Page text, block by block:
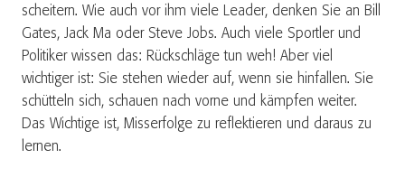
scheitern. Wie auch vor ihm viele Leader, denken Sie an Bill
Gates, Jack Ma oder Steve Jobs. Auch viele Sportler und
Politiker wissen das: Rückschläge tun weh! Aber viel
wichtiger ist: Sie stehen wieder auf, wenn sie hinfallen. Sie
schütteln sich, schauen nach vorne und kämpfen weiter.
Das Wichtige ist, Misserfolge zu reflektieren und daraus zu
lernen.